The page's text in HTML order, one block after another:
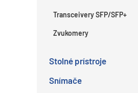
Transceivery SFP/SFP+
Zvukomery
Stolné prístroje
Snímače